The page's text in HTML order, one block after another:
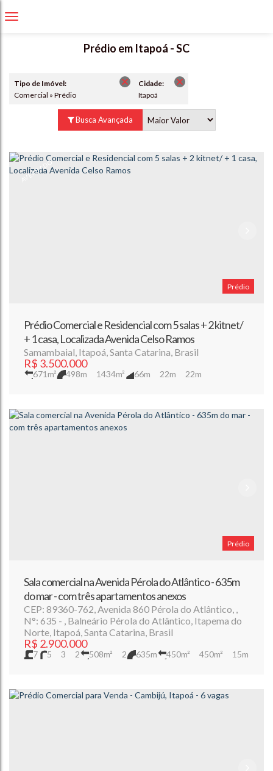
Prédio em Itapoá - SC
Tipo de Imóvel:
Comercial » Prédio
Cidade:
Itapoá
Busca Avançada
AVERBADO
Prédio
Prédio Comercial e Residencial com 5 salas + 2 kitnet/
+ 1 casa, Localizada Avenida Celso Ramos
R$ 3.500.000
Samambaial, Itapoá,Santa Catarina, Brasil
671m² 498m 1434m² 66m 22m 22m
Prédio
Sala comercial na Avenida Pérola do Atlântico - 635m
do mar - com três apartamentos anexos
R$ 2.900.000
CEP: 89360-762,Avenida 860 Pérola do Atlântico ,
N°: 635 , Balneário Pérola do Atlântico, Itapema do
Norte, Itapoá,Santa Catarina, Brasil
7 5 3 2 508m² 2 635m 450m² 450m²
15m